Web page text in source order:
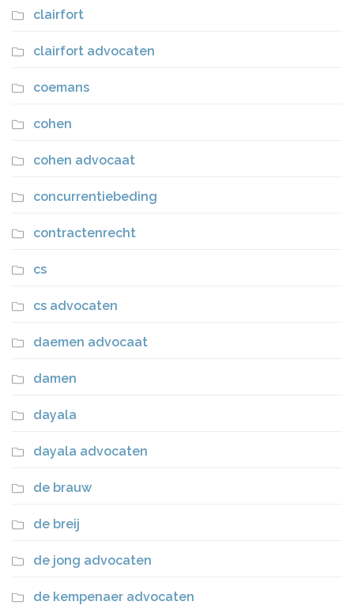
clairfort
clairfort advocaten
coemans
cohen
cohen advocaat
concurrentiebeding
contractenrecht
cs
cs advocaten
daemen advocaat
damen
dayala
dayala advocaten
de brauw
de breij
de jong advocaten
de kempenaer advocaten